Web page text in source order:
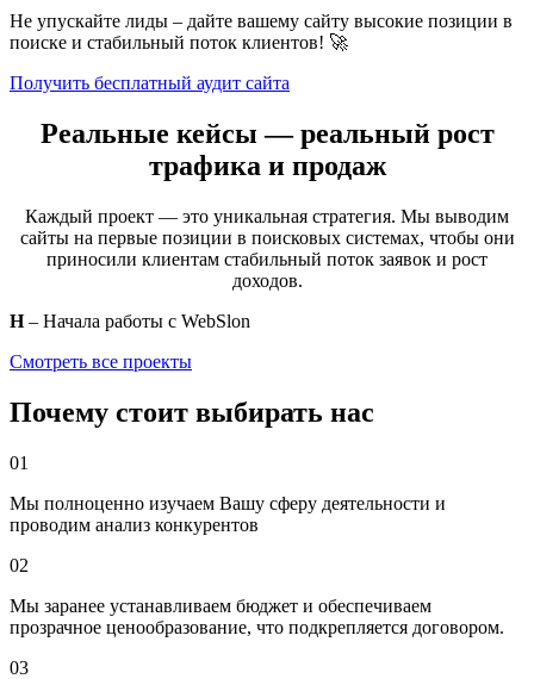
«ритуальные услуги
круглосуточно Брест»,
«ритуальный транспорт
Информационные
«как организовать
похороны в Бресте», «что
нужно для похорон Брест»
Полезны для
статейного
Таким образом,продвижение сайта ритуальных услуг в
Брестедолжно учитывать разные типы запросов: и общие, и
узкоспециализированные, и срочные.
Особенности продвижения ритуальных услуг
Продвижение ритуального агентства — это не то же самое,
нюансы:
атмосферу доверия.
Наличие круглосуточных акцентов
ищут именно «24/7». Поэтому стоит отдельно
Максимальная простота навигацииЛюди в стрессе не
будут долго искать контакты на сайте. Телефон, адрес,
Не упускайте лиды – дайте вашему сайту высокие позиции в
поиске и стабильный поток клиентов! 🚀
Получить бесплатный аудит сайта
Реальные кейсы — реальный рост
трафика и продаж
Каждый проект — это уникальная стратегия. Мы выводим
сайты на первые позиции в поисковых системах, чтобы они
приносили клиентам стабильный поток заявок и рост
доходов.
Н– Начала работы с WebSlon
Смотреть все проекты
Почему стоит выбирать нас
01
Мы полноценно изучаем Вашу сферу деятельности и
проводим анализ конкурентов
02
Мы заранее устанавливаем бюджет и обеспечиваем
прозрачное ценообразование, что подкрепляется договором.
03